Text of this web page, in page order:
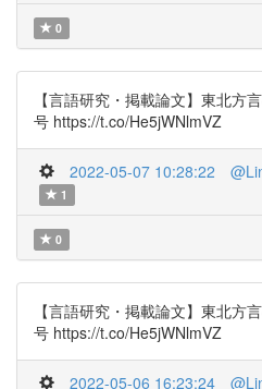
0
【言語研究・掲載論文】東北方
号 https://t.co/He5jWNlmVZ
2022-05-07 10:28:22
1
0
【言語研究・掲載論文】東北方
号 https://t.co/He5jWNlmVZ
2022-05-06 16:23:24